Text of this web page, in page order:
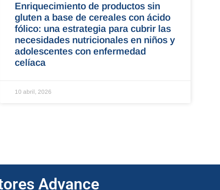
Enriquecimiento de productos sin
gluten a base de cereales con ácido
fólico: una estrategia para cubrir las
necesidades nutricionales en niños y
adolescentes con enfermedad
celíaca
10 abril, 2026
Advance